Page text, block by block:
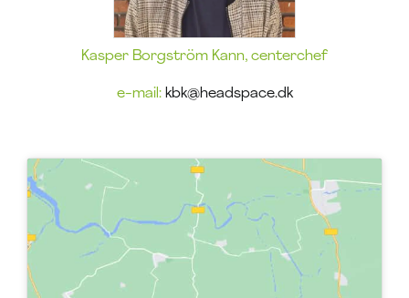
Kasper Borgström Kann, centerchef
e-mail: kbk@headspace.dk